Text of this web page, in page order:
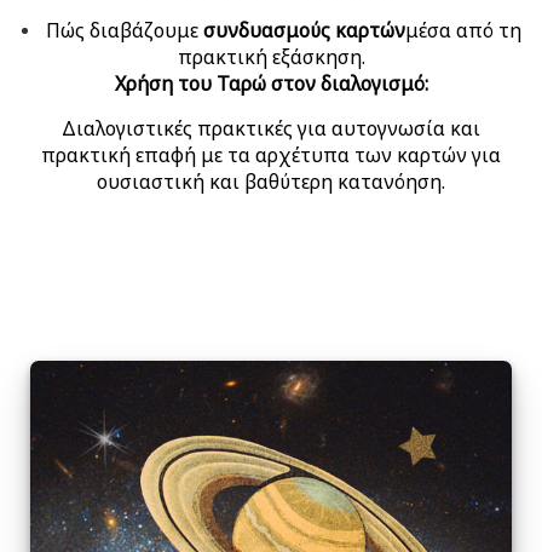
Πώς διαβάζουμεσυνδυασμούς καρτώνμέσα από τη
πρακτική εξάσκηση.
Χρήση του Ταρώ στον διαλογισμό:
Διαλογιστικές πρακτικές για αυτογνωσία και
πρακτική επαφή με τα αρχέτυπα των καρτών για
ουσιαστική και βαθύτερη κατανόηση.